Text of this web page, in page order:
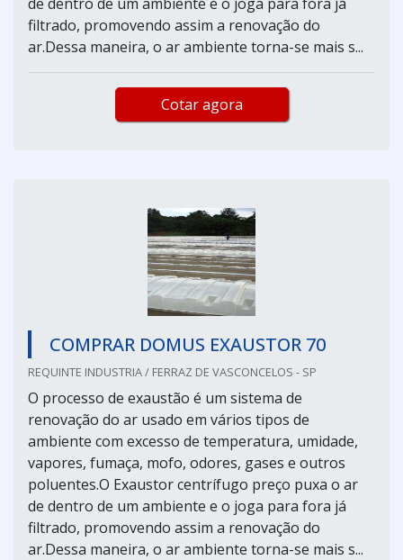
filtrado, promovendo assim a renovação do
ar.Dessa maneira, o ar ambiente torna-se mais s...
Cotar agora
COMPRAR DOMUS EXAUSTOR 70
REQUINTE INDUSTRIA / FERRAZ DE VASCONCELOS - SP
O processo de exaustão é um sistema de
renovação do ar usado em vários tipos de
ambiente com excesso de temperatura, umidade,
vapores, fumaça, mofo, odores, gases e outros
poluentes.O Exaustor centrífugo preço puxa o ar
de dentro de um ambiente e o joga para fora já
filtrado, promovendo assim a renovação do
ar.Dessa maneira, o ar ambiente torna-se mais s...